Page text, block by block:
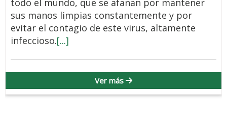
sus manos limpias constantemente y por
evitar el contagio de este virus, altamente
infeccioso.[...]
Ver más